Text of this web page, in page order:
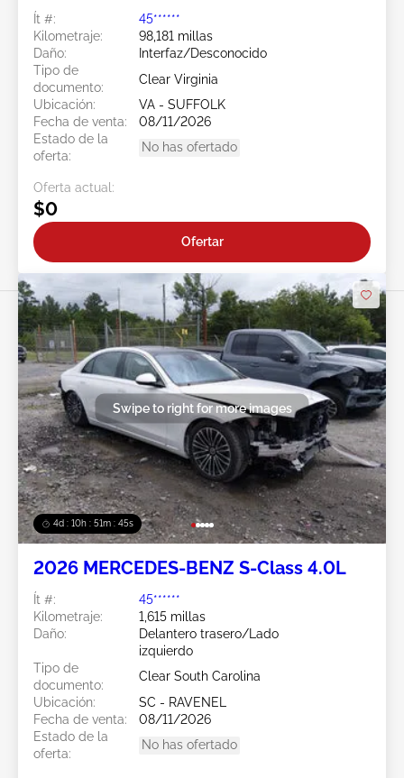
Ít #:
45******
Kilometraje:
98,181 millas
Daño:
Interfaz/Desconocido
Tipo de
documento:
Clear Virginia
Ubicación:
VA - SUFFOLK
Fecha de venta:
08/11/2026
Estado de la
oferta:
No has ofertado
Oferta actual:
$0
Ofertar
4d : 10h : 51m : 43s
Swipe to right for more images
2026 MERCEDES-BENZ S-Class 4.0L
Ít #:
45******
Kilometraje:
1,615 millas
Daño:
Delantero trasero/Lado
izquierdo
Tipo de
documento:
Clear South Carolina
Ubicación:
SC - RAVENEL
Fecha de venta:
08/11/2026
Estado de la
oferta:
No has ofertado